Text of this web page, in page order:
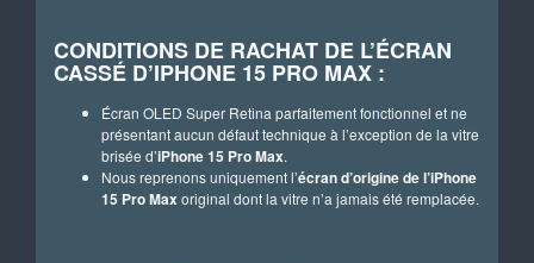
CONDITIONS DE RACHAT DE L’ÉCRAN
CASSÉ D’IPHONE 15 PRO MAX :
Écran OLED Super Retina parfaitement fonctionnel et ne
présentant aucun défaut technique à l’exception de la vitre
brisée d’iPhone 15 Pro Max.
Nous reprenons uniquement l’écran d’origine de l’iPhone
15 Pro Maxoriginal dont la vitre n’a jamais été remplacée.